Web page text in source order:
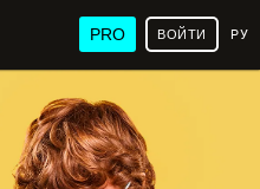
PRO ВОЙТИ